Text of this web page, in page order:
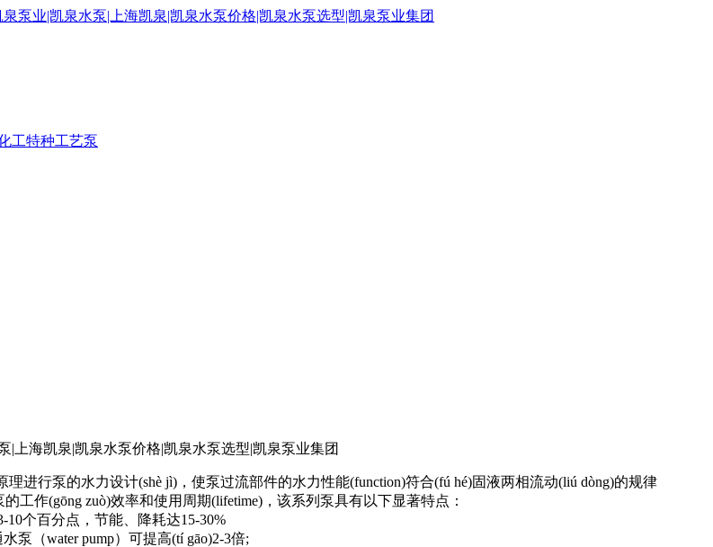
工特种工艺泵
行泵的水力设计(shè jì)，使泵过流部件的水力性能(function)符合(fú hé)固液两相流动(liú dòng)的规律
工作(gōng zuò)效率和使用周期(lifetime)，该系列泵具有以下显著特点：
个百分点，节能、降耗达15-30%
（water pump）可提高(tí gāo)2-3倍;